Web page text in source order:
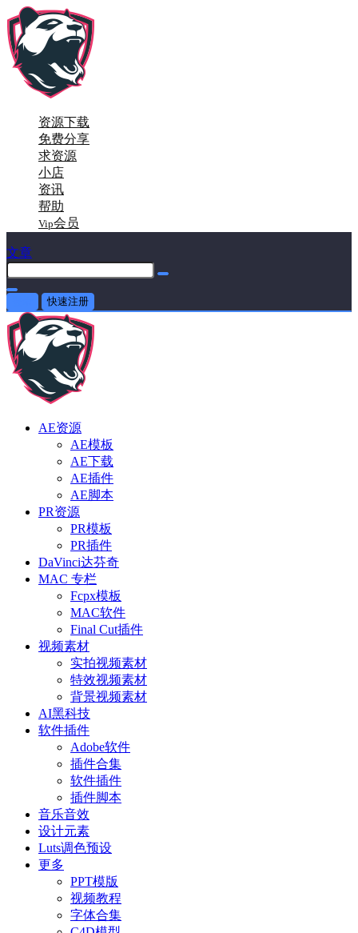
资源下载
免费分享
求资源
小店
资讯
帮助
Vip会员
文章
快速注册
AE资源
AE模板
AE下载
AE插件
AE脚本
PR资源
PR模板
PR插件
DaVinci达芬奇
MAC 专栏
Fcpx模板
MAC软件
Final Cut插件
视频素材
实拍视频素材
特效视频素材
背景视频素材
AI黑科技
软件插件
Adobe软件
插件合集
软件插件
插件脚本
音乐音效
设计元素
Luts调色预设
更多
PPT模版
视频教程
字体合集